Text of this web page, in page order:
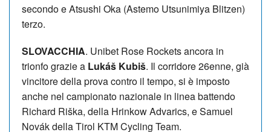
secondo e Atsushi Oka (Astemo Utsunimiya Blitzen)
terzo.
SLOVACCHIA. Unibet Rose Rockets ancora in
trionfo grazie a Lukáš Kubiš. Il corridore 26enne, già
vincitore della prova contro il tempo, si è imposto
anche nel campionato nazionale in linea battendo
Richard Riška, della Hrinkow Advarics, e Samuel
Novák della Tirol KTM Cycling Team.